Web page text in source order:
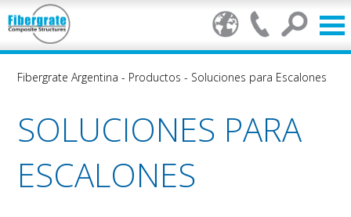
Fibergrate Argentina - Productos - Soluciones para Escalones
SOLUCIONES PARA
ESCALONES